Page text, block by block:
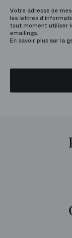
Votre adresse de
les lettres
tout moment utiliser
emailings.
En savoir plus sur la